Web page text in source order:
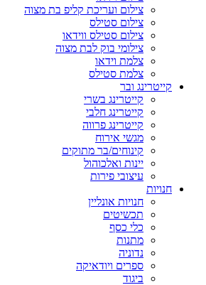
צילום ועריכת קליפ בת מצוה
צילום סטילס
צילום סטילס ווידאו
צילומי בוק לבת מצוה
צלמת וידאו
צלמת סטילס
קייטרינג ובר
קייטרינג בשרי
קייטרינג חלבי
קייטרינג פרווה
מגשי אירוח
קינוחים/בר מתוקים
יינות ואלכוהול
עיצובי פירות
חנויות
חנויות אונליין
תכשיטים
כלי כסף
מתנות
נדוניה
ספרים ויודאיקה
ביגוד